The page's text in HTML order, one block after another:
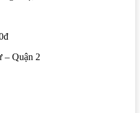
– Quận 2